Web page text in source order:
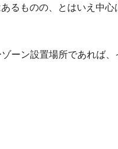
るものの、とはいえ中心
ーン設置場所であれば